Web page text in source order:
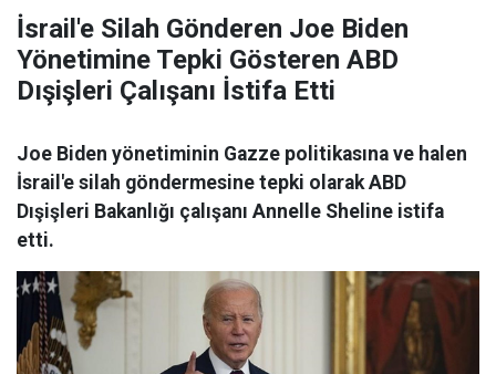
İsrail'e Silah Gönderen Joe Biden
Yönetimine Tepki Gösteren ABD
Dışişleri Çalışanı İstifa Etti
Joe Biden yönetiminin Gazze politikasına ve halen
İsrail'e silah göndermesine tepki olarak ABD
Dışişleri Bakanlığı çalışanı Annelle Sheline istifa
etti.